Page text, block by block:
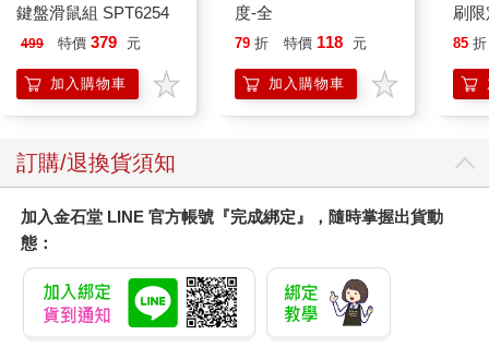
鍵盤滑鼠組 SPT6254
499 特價 379 元
加入購物車
度-全
79 折 特價 118 元
加入購物車
刷
85 折
訂購/退換貨須知
加入金石堂 LINE 官方帳號『完成綁定』，隨時掌握出貨動
態：